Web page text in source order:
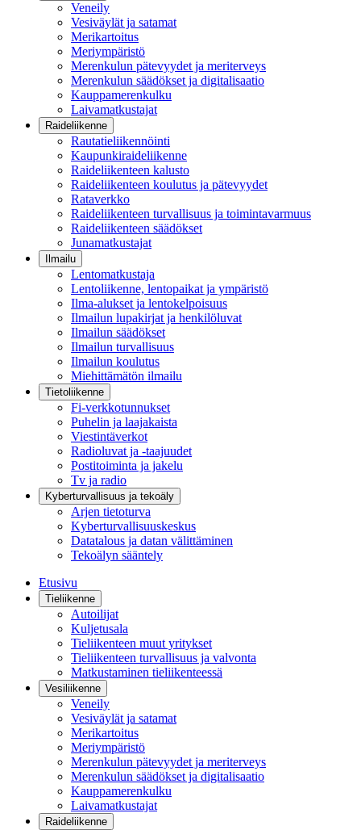
Veneily
Vesiväylät ja satamat
Merikartoitus
Meriympäristö
Merenkulun pätevyydet ja meriterveys
Merenkulun säädökset ja digitalisaatio
Kauppamerenkulku
Laivamatkustajat
Raideliikenne
Rautatieliikennöinti
Kaupunkiraideliikenne
Raideliikenteen kalusto
Raideliikenteen koulutus ja pätevyydet
Rataverkko
Raideliikenteen turvallisuus ja toimintavarmuus
Raideliikenteen säädökset
Junamatkustajat
Ilmailu
Lentomatkustaja
Lentoliikenne, lentopaikat ja ympäristö
Ilma-alukset ja lentokelpoisuus
Ilmailun lupakirjat ja henkilöluvat
Ilmailun säädökset
Ilmailun turvallisuus
Ilmailun koulutus
Miehittämätön ilmailu
Tietoliikenne
Fi-verkkotunnukset
Puhelin ja laajakaista
Viestintäverkot
Radioluvat ja -taajuudet
Postitoiminta ja jakelu
Tv ja radio
Kyberturvallisuus ja tekoäly
Arjen tietoturva
Kyberturvallisuuskeskus
Datatalous ja datan välittäminen
Tekoälyn sääntely
Etusivu
Tieliikenne
Autoilijat
Kuljetusala
Tieliikenteen muut yritykset
Tieliikenteen turvallisuus ja valvonta
Matkustaminen tieliikenteessä
Vesiliikenne
Veneily
Vesiväylät ja satamat
Merikartoitus
Meriympäristö
Merenkulun pätevyydet ja meriterveys
Merenkulun säädökset ja digitalisaatio
Kauppamerenkulku
Laivamatkustajat
Raideliikenne